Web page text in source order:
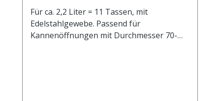
Für ca. 2,2 Liter = 11 Tassen, mit
Edelstahlgewebe. Passend für
Kannenöffnungen mit Durchmesser 70-